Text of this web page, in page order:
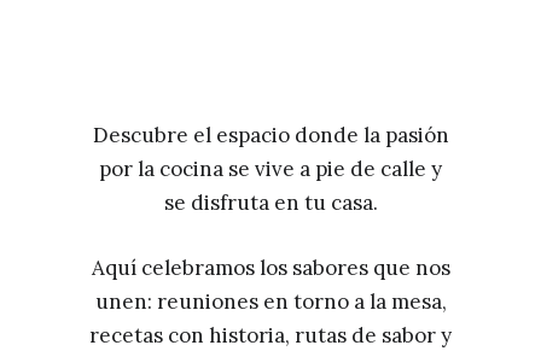
Descubre el espacio donde la pasión
por la cocina se vive a pie de calle y
se disfruta en tu casa.
Aquí celebramos los sabores que nos
unen: reuniones en torno a la mesa,
recetas con historia, rutas de sabor y